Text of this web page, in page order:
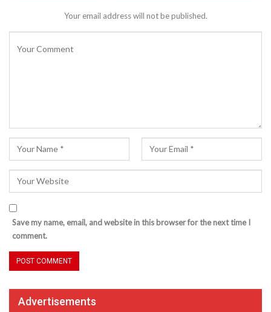
Your email address will not be published.
Save my name, email, and website in this browser for the next time I
comment.
Advertisements